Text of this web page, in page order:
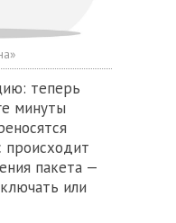
теперь
минуты
происходит
пакета —
или